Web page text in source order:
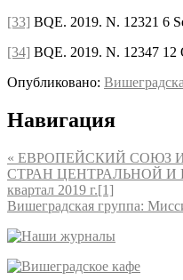
[33] BQE. 2019. N. 12321 6
[34] BQE. 2019. N. 12347 12
Опубликовано:
Навигация
« ЕВРОПЕЙСКИЙ СОЮЗ
СТРАН ЦЕНТРАЛЬНОЙ И
квартал 2019 г.[1]
Вишеградская группа: